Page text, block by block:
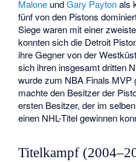
Malone undGary Paytonals
fünf von den Pistons
Siege waren mit einer
konnten sich die Detroit
ihre Gegner von der
sich ihren insgesamt dritten
wurde zum NBA Finals MVP
machte den Besitzer der
ersten Besitzer, der im
einen NHL-Titel gewinnen
Titelkampf